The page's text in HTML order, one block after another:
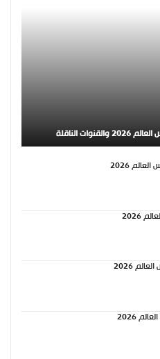
الناقلة
موعد مباراة البرتغال والكونغو في كأس العالم 2026
موعد مباراة النمسا والأردن في كأس العالم 2026
موعد مباراة الأرجنتين والجزائر في كأس العالم 2026
موعد مباراة العراق والنرويج في كأس العالم 2026